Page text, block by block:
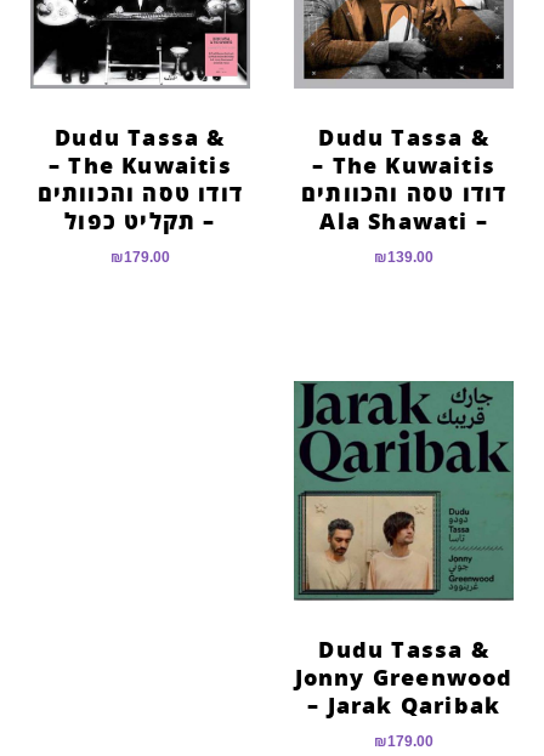
Dudu Tassa &
The Kuwaitis –
דודו טסה והכוותים
– Ala Shawati
₪139.00
Dudu Tassa &
The Kuwaitis –
דודו טסה והכוותים
– תקליט כפול
₪179.00
Dudu Tassa &
Jonny Greenwood
– Jarak Qaribak
₪179.00